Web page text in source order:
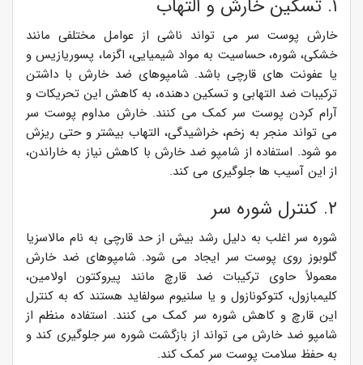
۱. تسکین خارش و التهاب
خارش پوست سر می تواند ناشی از عوامل مختلفی مانند
خشکی، شوره، حساسیت به مواد شیمیایی، اگزما، پسوریازیس و
یا عفونت های قارچی باشد. شامپوهای ضد خارش با داشتن
ترکیبات ضد التهابی و تسکین دهنده، به کاهش این تحریکات و
آرام کردن پوست سر کمک می کنند. خارش مداوم پوست سر
می تواند منجر به زخم، خراشیدگی، التهاب بیشتر و حتی ریزش
مو شود. استفاده از شامپو ضد خارش با کاهش نیاز به خاراندن،
از این آسیب ها جلوگیری می کند.
۲. کنترل شوره سر
شوره سر اغلب به دلیل رشد بیش از حد قارچی به نام مالاسزیا
گلوبوز روی پوست سر ایجاد می شود. شامپوهای ضد خارش
معمولاً حاوی ترکیبات ضد قارچ مانند پیروکتون اولامین،
کلیمبازول، کتوکونازول و یا سلنیوم سولفاید هستند که به کنترل
این قارچ و کاهش شوره سر کمک می کنند. استفاده منظم از
شامپو ضد خارش می تواند از بازگشت شوره سر جلوگیری کند و
به حفظ سلامت پوست سر کمک کند.